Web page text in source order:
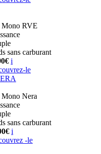
Mono RVE
sans carburant
i
le
Nera
sans carburant
i
-le